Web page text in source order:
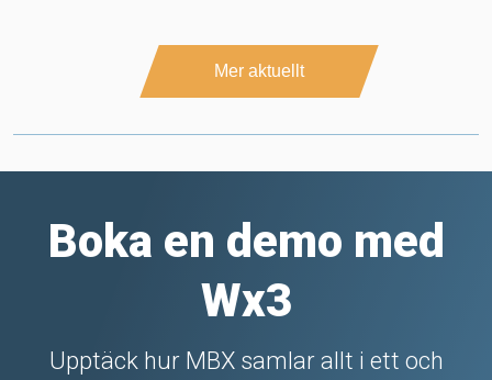
Mer aktuellt
Boka en demo med
Wx3
Upptäck hur MBX samlar allt i ett och